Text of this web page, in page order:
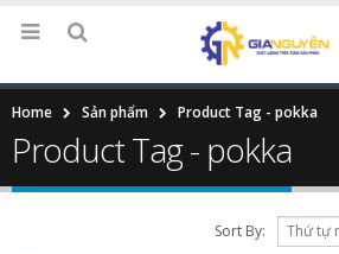
Home Sản phẩm Product Tag - pokka
Product Tag - pokka
Sort By: